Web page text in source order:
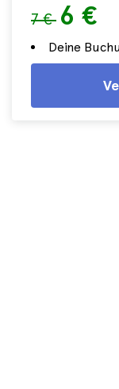
7 € 6 €
Deine